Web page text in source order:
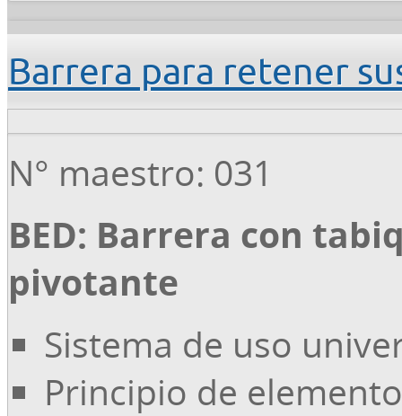
Barrera para retener
N° maestro: 031
BED: Barrera con
pivotante
Sistema de uso
Principio de